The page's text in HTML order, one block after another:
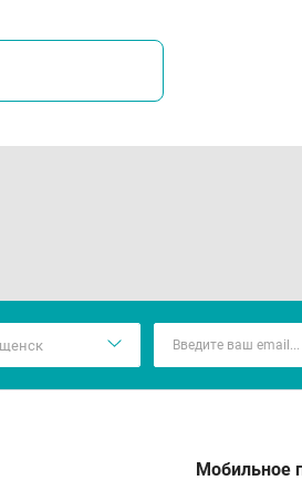
Мобильное